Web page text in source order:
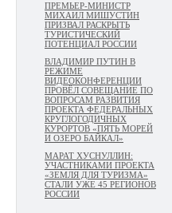
ПРЕМЬЕР-МИНИСТР
МИХАИЛ МИШУСТИН
ПРИЗВАЛ РАСКРЫТЬ
ТУРИСТИЧЕСКИЙ
ПОТЕНЦИАЛ РОССИИ
ВЛАДИМИР ПУТИН В
РЕЖИМЕ
ВИДЕОКОНФЕРЕНЦИИ
ПРОВЁЛ СОВЕЩАНИЕ ПО
ВОПРОСАМ РАЗВИТИЯ
ПРОЕКТА ФЕДЕРАЛЬНЫХ
КРУГЛОГОДИЧНЫХ
КУРОРТОВ «ПЯТЬ МОРЕЙ
И ОЗЕРО БАЙКАЛ»
МАРАТ ХУСНУЛЛИН:
УЧАСТНИКАМИ ПРОЕКТА
«ЗЕМЛЯ ДЛЯ ТУРИЗМА»
СТАЛИ УЖЕ 45 РЕГИОНОВ
РОССИИ